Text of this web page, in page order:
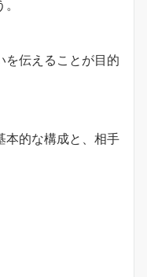
を伝えることが目的
本的な構成と、相手